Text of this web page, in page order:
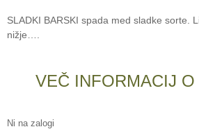
SLADKI BARSKI spada med sladke sorte.
nižje….
VEČ INFORMACIJ
Ni na zalogi